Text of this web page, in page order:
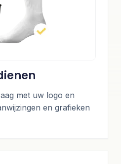
met uw logo en
en grafieken